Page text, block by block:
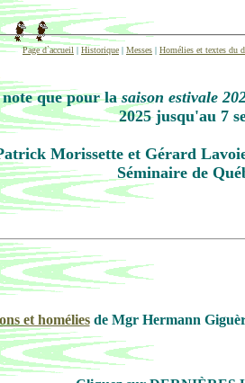
Page d`accueil | Historique | Messes | Homélies et textes du
que pour lasaison estivale
2025 jusqu'au 7
Morissette et Gérard
Séminaire de
et homéliesde Mgr Hermann